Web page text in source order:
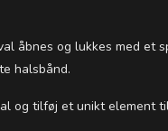
åbnes og lukkes med et
halsbånd.
og tilføj et unikt element